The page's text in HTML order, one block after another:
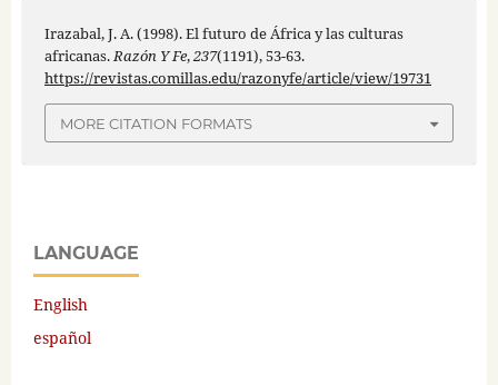
Irazabal, J. A. (1998). El futuro de África y las culturas
africanas.Razón Y Fe,237(1191), 53-63.
https://revistas.comillas.edu/razonyfe/article/view/19731
MORE CITATION FORMATS
LANGUAGE
English
español